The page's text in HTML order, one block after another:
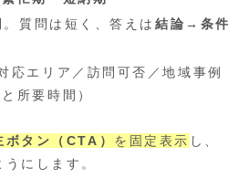
質問は短く、答えは結論→条件
応エリア／訪問可否／地域事例
所要時間）
ボタン（CTA） を固定表示 し、
にします。